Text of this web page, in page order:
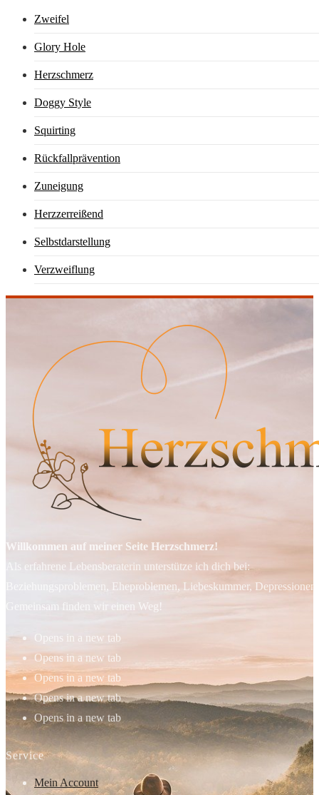
Zweifel
Glory Hole
Herzschmerz
Doggy Style
Squirting
Rückfallprävention
Zuneigung
Herzzerreißend
Selbstdarstellung
Verzweiflung
Willkommen auf meiner Seite Herzschmerz!
Als erfahrene Lebensberaterin unterstütze ich dich bei:
Beziehungsproblemen, Eheproblemen, Liebeskummer,
Gemeinsam finden wir einen Weg!
Opens in a new tab
Opens in a new tab
Opens in a new tab
Opens in a new tab
Opens in a new tab
Service
Mein Account